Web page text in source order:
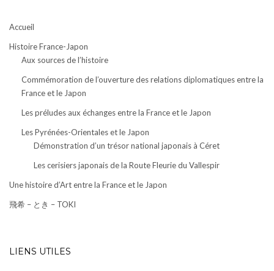
Accueil
Histoire France-Japon
Aux sources de l’histoire
Commémoration de l’ouverture des relations diplomatiques entre la
France et le Japon
Les préludes aux échanges entre la France et le Japon
Les Pyrénées-Orientales et le Japon
Démonstration d’un trésor national japonais à Céret
Les cerisiers japonais de la Route Fleurie du Vallespir
Une histoire d’Art entre la France et le Japon
飛希 – とき – TOKI
LIENS UTILES